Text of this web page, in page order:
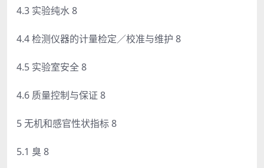
4.3 实验纯水 8
4.4 检测仪器的计量检定／校准与维护 8
4.5 实验室安全 8
4.6 质量控制与保证 8
5 无机和感官性状指标 8
5.1 臭 8